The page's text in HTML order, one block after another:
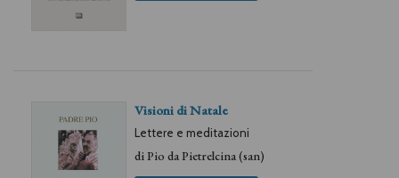
Visioni di Natale
Lettere e meditazioni
diPio da Pietrelcina (san)